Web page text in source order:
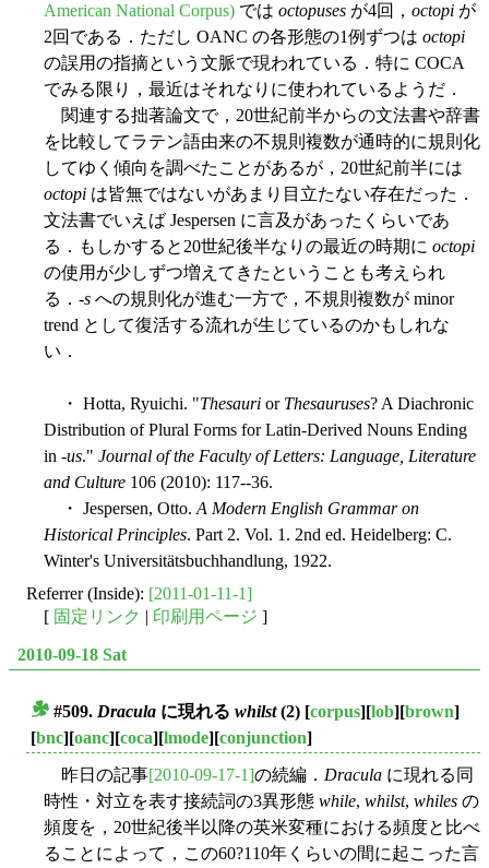
American National Corpus) では octopuses が4回， octopi が
2回である．ただし OANC の各形態の1例ずつは octopi
の誤用の指摘という文脈で現われている．特に COCA
でみる限り，最近はそれなりに使われているようだ．
関連する拙著論文で，20世紀前半からの文法書や辞書
を比較してラテン語由来の不規則複数が通時的に規則化
してゆく傾向を調べたことがあるが，20世紀前半には
octopi は皆無ではないがあまり目立たない存在だった．
文法書でいえば Jespersen に言及があったくらいであ
る．もしかすると20世紀後半なりの最近の時期に octopi
の使用が少しずつ増えてきたということも考えられ
る．-s への規則化が進む一方で，不規則複数が minor
trend として復活する流れが生じているのかもしれな
い．
・ Hotta, Ryuichi. "Thesauri or Thesauruses? A Diachronic
Distribution of Plural Forms for Latin-Derived Nouns Ending
in -us." Journal of the Faculty of Letters: Language, Literature
and Culture 106 (2010): 117--36.
・ Jespersen, Otto.A Modern English Grammar on
Historical Principles. Part 2. Vol. 1. 2nd ed. Heidelberg: C.
Winter's Universitätsbuchhandlung, 1922.
Referrer (Inside): [2011-01-11-1]
[ 固定リンク 印刷用ページ ]
2010-09-18 Sat
#509. Dracula に現れる whilst(2) [corpus][lob][brown]
[bnc][oanc][coca][lmode][conjunction]
昨日の記事[2010-09-17-1]の続編． Dracula に現れる同
時性・対立を表す接続詞の3異形態 while, whilst, whiles の
頻度を，20世紀後半以降の英米変種における頻度と比べ
ることによって，この60?110年くらいの間に起こった言